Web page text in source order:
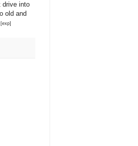
drive into
old and
[exp]